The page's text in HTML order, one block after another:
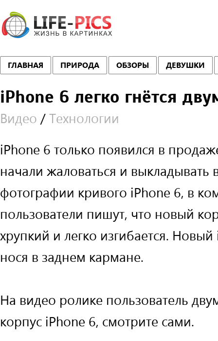
ДЕВУШКИ
ОБЗОРЫ
ПРИРОДА
ГЛАВНАЯ
iPhone 6 легко гнётся
Видео/Технологии
iPhone 6 только появился в
начали жаловаться и выкладывать
фотографии кривого iPhone 6, в
пользователи пишут, что новый
хрупкий и легко изгибается. Новый
нося в заднем кармане.
На видео ролике пользователь
корпус iPhone 6, смотрите сами.